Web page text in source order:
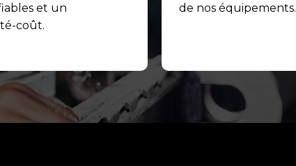
et un
coût.
de nos équipements.